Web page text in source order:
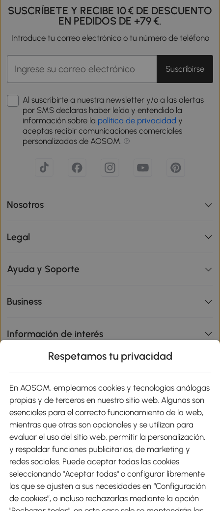
SUSCRÍBETE Y RECIBE 10 € DE DESCUENTO
EN PEDIDOS DE +79 €.
Introduce tu correo electrónico o tu número de teléfono
Suscribirse
Al suscribirte a nuestra newsletter y/o a las alertas
por SMS declaras haber leído y entendido la
información sobre la política de privacidad y
aceptas recibir comunicaciones comerciales
personalizadas de AOSOM.
Nosotros
Legal
Ayuda y Soporte
Business
Información de interés
Métodos de Pago
Envíos
Respetamos tu privacidad
En AOSOM, empleamos cookies y tecnologías análogas
propias y de terceros en nuestro sitio web. Algunas son
esenciales para el correcto funcionamiento de la web,
mientras que otras son opcionales y se utilizan para
evaluar el uso del sitio web, permitir la personalización,
y respaldar funciones publicitarias, de marketing y
redes sociales. Puede aceptar todas las cookies
seleccionando "Aceptar todas" o configurar libremente
las que se ajusten a sus necesidades en “Configuración
de cookies”, o incluso rechazarlas mediante la opción